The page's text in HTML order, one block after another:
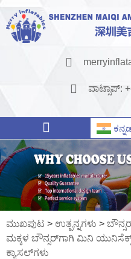
ವಾಟ್ಸಾಪ್:
ಮುಖಪುಟ > ಉತ್ಪನ್ನಗಳು >
ಮಕ್ಕಳ ಬೌನ್ಸರ್‌ಗಾಗಿ ಮಿನಿ
ಕ್ಯಾಸಲ್‌ಗಳು